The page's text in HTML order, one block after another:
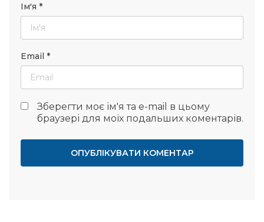
Ім'я *
Email *
Зберегти моє ім'я та e-mail в цьому
браузері для моїх подальших коментарів.